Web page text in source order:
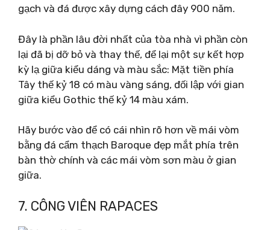
gạch và đá được xây dựng cách đây 900 năm.
Đây là phần lâu đời nhất của tòa nhà vì phần còn
lại đã bị dỡ bỏ và thay thế, để lại một sự kết hợp
kỳ lạ giữa kiểu dáng và màu sắc: Mặt tiền phía
Tây thế kỷ 18 có màu vàng sáng, đối lập với gian
giữa kiểu Gothic thế kỷ 14 màu xám.
Hãy bước vào để có cái nhìn rõ hơn về mái vòm
bằng đá cẩm thạch Baroque đẹp mắt phía trên
bàn thờ chính và các mái vòm sơn màu ở gian
giữa.
7. CÔNG VIÊN RAPACES